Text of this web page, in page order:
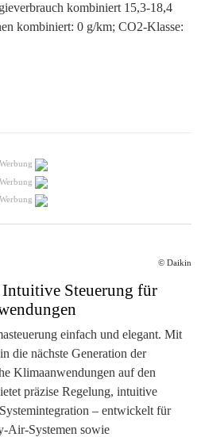
kombiniert 15,3-18,4
kombiniert: 0 g/km; CO2-Klasse:
Werbung
Werbung
Werbung
© Daikin
Steuerung für
einfach und elegant. Mit
die nächste Generation der
Klimaanwendungen auf den
präzise Regelung, intuitive
– entwickelt für
Air-Systemen sowie